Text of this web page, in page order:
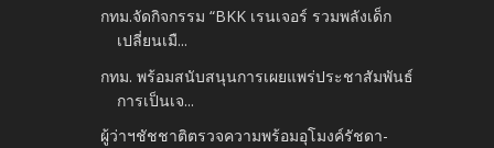
กทม.จัดกิจกรรม “BKK เรนเจอร์ รวมพลังเด็ก
เปลี่ยนเมื...
กทม. พร้อมสนับสนุนการเผยแพร่ประชาสัมพันธ์
การเป็นเจ...
ผู้ว่าฯชัชชาติตรวจความพร้อมอุโมงค์รัชดา-